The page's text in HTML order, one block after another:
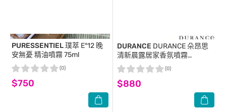
PURESSENTIEL璞萃 E°12 晚
安無憂 精油噴霧 75ml
$750
(0)
DURANCE DURANCE 朵昂思
清新晨露居家香氛噴霧
(100ml)-限量歡沁版
$880
(0)